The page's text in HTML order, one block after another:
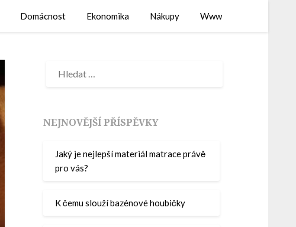
Domácnost Ekonomika Nákupy Www
NEJNOVĚJŠÍ PŘÍSPĚVKY
Jaký je nejlepší materiál matrace právě
pro vás?
K čemu slouží bazénové houbičky